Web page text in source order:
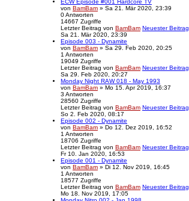
ECW Episode #001 Hardcore TV
von BamBam » Sa 21. Mär 2020, 23:39
0Antworten
14667 Zugriffe
Letzter Beitrag von BamBam Neuester Beitrag
Sa 21. Mär 2020, 23:39
Episode 003 - Dynamite
von BamBam » Sa 29. Feb 2020, 20:25
1 Antworten
19049 Zugriffe
Letzter Beitrag von BamBam Neuester Beitrag
Sa 29. Feb 2020, 20:27
Monday Night RAW 018 - May 1993
von BamBam » Mo 15. Apr 2019, 16:37
3 Antworten
28560 Zugriffe
Letzter Beitrag von BamBam Neuester Beitrag
So 2. Feb 2020, 08:17
Episode 002 - Dynamite
von BamBam » Do 12. Dez 2019, 16:52
1 Antworten
18706 Zugriffe
Letzter Beitrag von BamBam Neuester Beitrag
Fr 10. Jan 2020, 16:53
Episode 001 - Dynamite
von BamBam » Di 12. Nov 2019, 16:45
1 Antworten
18577 Zugriffe
Letzter Beitrag von BamBam Neuester Beitrag
Mo 18. Nov 2019, 17:05